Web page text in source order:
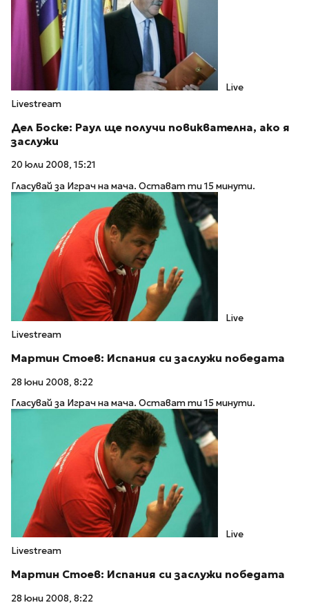
Live
Livestream
Дел Боске: Раул ще получи повиквателна, ако я
заслужи
20 юли 2008, 15:21
Гласувай за Играч на мача. Остават ти 15 минути.
Live
Livestream
Мартин Стоев: Испания си заслужи победата
28 юни 2008, 8:22
Гласувай за Играч на мача. Остават ти 15 минути.
Live
Livestream
Мартин Стоев: Испания си заслужи победата
28 юни 2008, 8:22